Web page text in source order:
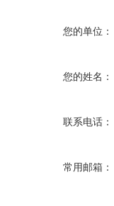
您的单位：
您的姓名：
联系电话：
常用邮箱：